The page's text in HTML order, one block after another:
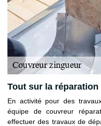
Tout sur la réparation
En activité pour des
équipe de couvreur
effectuer des travaux de